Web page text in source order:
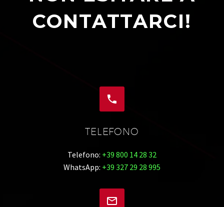
CONTATTARCI!


TELEFONO
Telefono: +39 800 14 28 32
WhatsApp: +39 327 29 28 995

